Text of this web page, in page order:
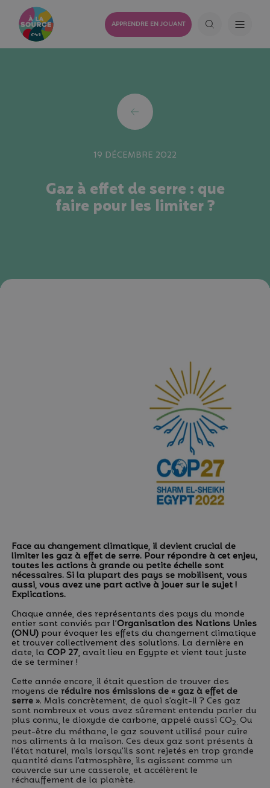
APPRENDRE EN JOUANT
19 DÉCEMBRE 2022
Gaz à effet de serre : que
faire pour les limiter ?
Face au changement climatique, il devient crucial de
limiter les gaz à effet de serre. Pour répondre à cet enjeu,
toutes les actions à grande ou petite échelle sont
nécessaires. Si la plupart des pays se mobilisent, vous
aussi, vous avez une part active à jouer sur le sujet !
Explications.
Chaque année, des représentants des pays du monde
entier sont conviés par l’Organisation des Nations Unies
(ONU)pour évoquer les effets du changement climatique
et trouver collectivement des solutions. La dernière en
date, la COP 27, avait lieu en Egypte et vient tout juste
de se terminer !
Cette année encore, il était question de trouver des
moyens de réduire nos émissions de « gaz à effet de
serre ». Mais concrètement, de quoi s’agit-il ? Ces gaz
sont nombreux et vous avez sûrement entendu parler du
plus connu, le dioxyde de carbone, appelé aussi CO2. Ou
peut-être du méthane, le gaz souvent utilisé pour cuire
nos aliments à la maison. Ces deux gaz sont présents à
l’état naturel, mais lorsqu’ils sont rejetés en trop grande
quantité dans l’atmosphère, ils agissent comme un
couvercle sur une casserole, et accélèrent le
réchauffement de la planète.